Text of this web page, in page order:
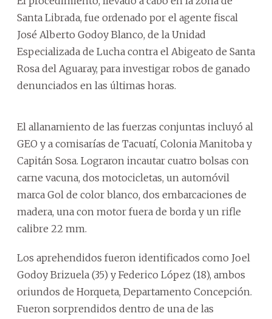
Santa Librada, fue ordenado por el agente fiscal
José Alberto Godoy Blanco, de la Unidad
Especializada de Lucha contra el Abigeato de Santa
Rosa del Aguaray, para investigar robos de ganado
denunciados en las últimas horas.
El allanamiento de las fuerzas conjuntas incluyó al
GEO y a comisarías de Tacuatí, Colonia Manitoba y
Capitán Sosa. Lograron incautar cuatro bolsas con
carne vacuna, dos motocicletas, un automóvil
marca Gol de color blanco, dos embarcaciones de
madera, una con motor fuera de borda y un rifle
calibre 22 mm.
Los aprehendidos fueron identificados como Joel
Godoy Brizuela (35) y Federico López (18), ambos
oriundos de Horqueta, Departamento Concepción.
Fueron sorprendidos dentro de una de las